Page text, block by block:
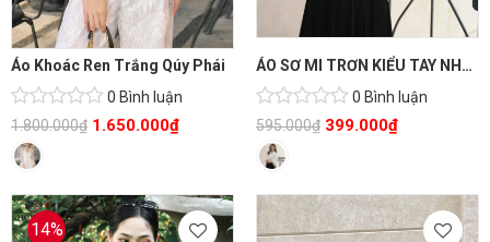
Áo Khoác Ren Trắng Qúy Phái
0 Bình luận
1.800.000₫ 1.650.000₫
ÁO SƠ MI TRƠN KIỂU TAY NHÚN
0 Bình luận
595.000₫ 399.000₫
14%